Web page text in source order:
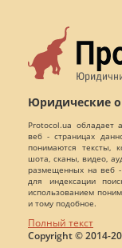
Юридические
Protocol.ua обладает
веб - страницах
понимаются тексты,
шота, сканы, видео,
размещенных на веб -
для индексации
использованием
и тому подобное.
Полный текст
Copyright © 2014-